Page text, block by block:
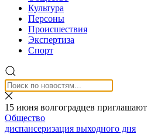
Культура
Персоны
Происшествия
Экспертиза
Спорт
15 июня волгоградцев приглашают
Общество
диспансеризация выходного дня